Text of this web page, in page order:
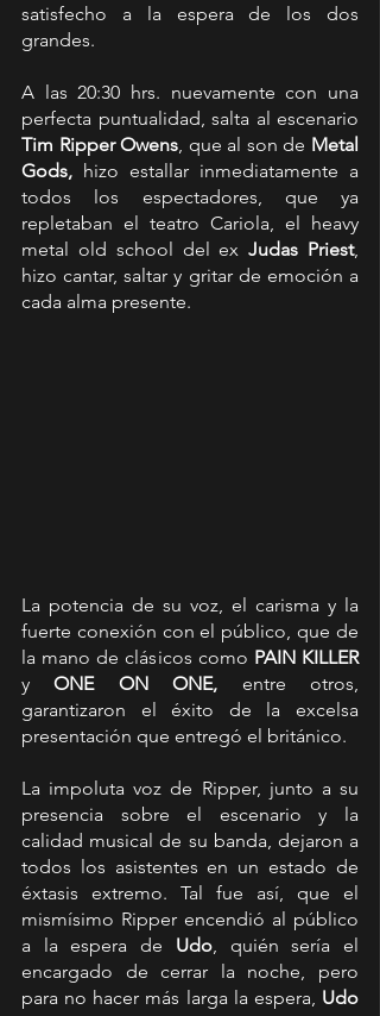
satisfecho a la espera de los dos
grandes.
A las 20:30 hrs. nuevamente con una
Tim Ripper Owens , que al son de Metal
Gods, hizo estallar inmediatamente a
todos los espectadores, que ya
repletaban el teatro Cariola, el heavy
metal old school del ex Judas Priest,
hizo cantar, saltar y gritar de emoción a
cada alma presente.
La potencia de su voz, el carisma y la
fuerte conexión con el público, que de
la mano de clásicos como PAIN KILLER
y ONE ON ONE, entre otros,
garantizaron el éxito de la excelsa
presentación que entregó el británico.
La impoluta voz de Ripper, junto a su
presencia sobre el escenario y la
calidad musical de su banda, dejaron a
todos los asistentes en un estado de
éxtasis extremo. Tal fue así, que el
mismísimo Ripper encendió al público
a la espera de Udo, quién sería el
encargado de cerrar la noche, pero
para no hacer más larga la espera, Udo